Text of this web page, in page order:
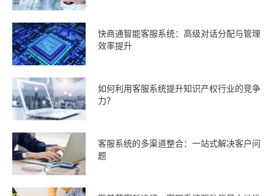
快商通智能客服系统：高级对话分配与管理
效率提升
如何利用客服系统提升知识产权行业的竞争
力？
客服系统的多渠道整合：一站式解决客户问
题